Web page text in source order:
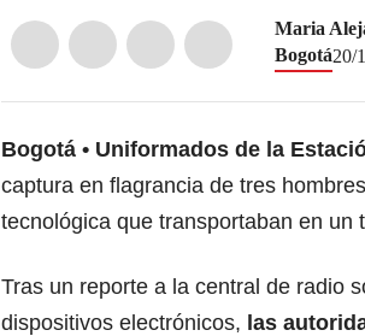
Maria
Bogotá20/
Bogotá Uniformados de la
captura en flagrancia de tres
tecnológica que transportaban en un
Tras un reporte a la central de radio
dispositivos electrónicos, las